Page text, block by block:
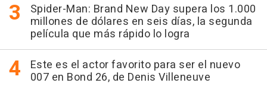
Spider-Man: Brand New Day supera los 1.000
millones de dólares en seis días, la segunda
película que más rápido lo logra
Este es el actor favorito para ser el nuevo
007 en Bond 26, de Denis Villeneuve